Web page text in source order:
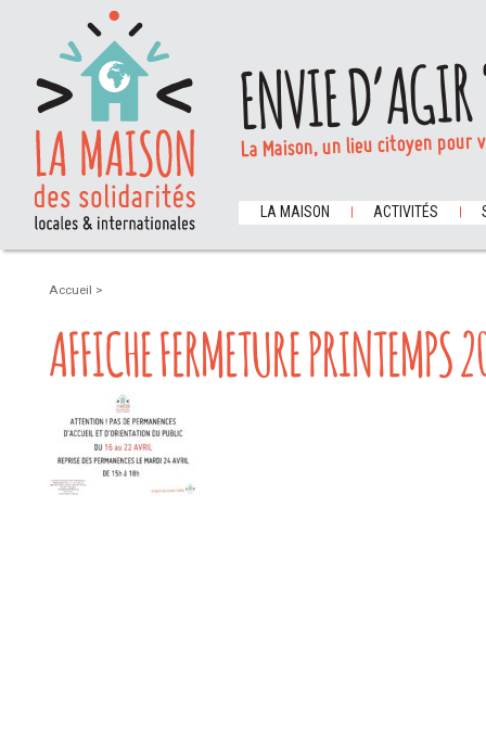
ENVIE
La Maison, un lieu citoyen
LA MAISON ACTIVITÉS
Accueil >
AFFICHE FERMETURE PRINTEMPS